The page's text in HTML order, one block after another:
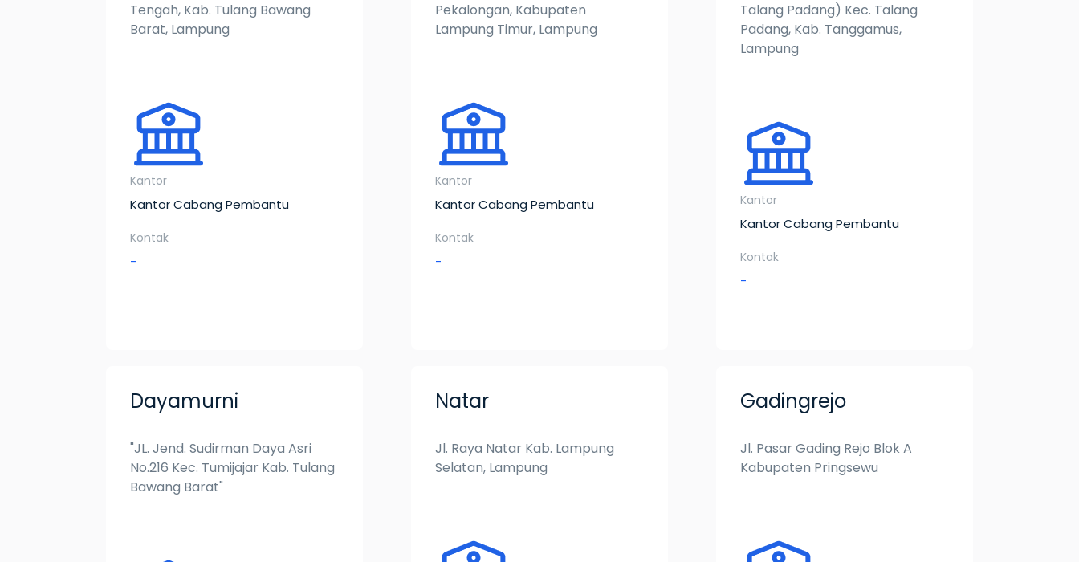
Tengah, Kab. Tulang Bawang
Barat, Lampung
Kantor
Kantor Cabang Pembantu
Kontak
-
Pekalongan, Kabupaten
Lampung Timur, Lampung
Kantor
Kantor Cabang Pembantu
Kontak
-
Talang Padang) Kec. Talang
Padang, Kab. Tanggamus,
Lampung
Kantor
Kantor Cabang Pembantu
Kontak
-
Dayamurni
"JL. Jend. Sudirman Daya Asri
No.216 Kec. Tumijajar Kab. Tulang
Bawang Barat"
Natar
Jl. Raya Natar Kab. Lampung
Selatan, Lampung
Gadingrejo
Jl. Pasar Gading Rejo Blok A
Kabupaten Pringsewu